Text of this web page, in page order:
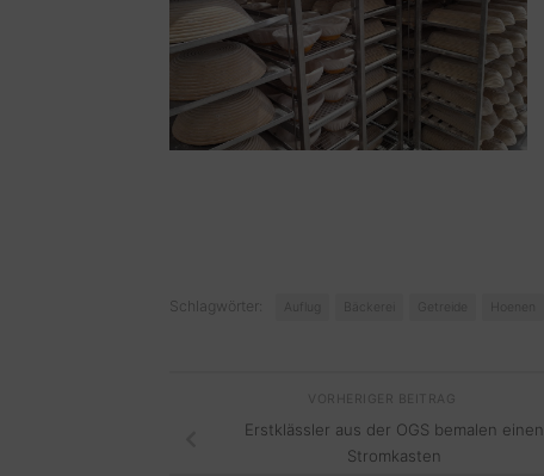
Schlagwörter: Bäckerei
VORHERIGER BEITRAG
Erstklässler aus der OGS bemalen einen
Stromkasten